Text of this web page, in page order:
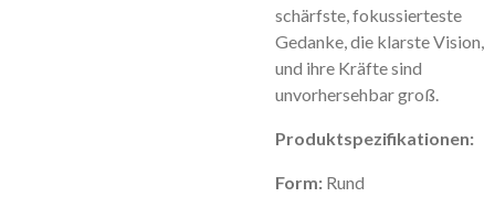
schärfste, fokussierteste
Gedanke, die klarste Vision,
und ihre Kräfte sind
unvorhersehbar groß.
Produktspezifikationen:
Form: Rund